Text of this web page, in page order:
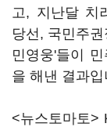
고, 지난달 치
당선, 국민주
민영웅'들이
을 해낸 결과입
<뉴스토마토>